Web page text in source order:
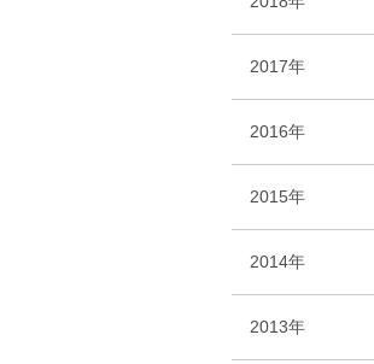
2017年
2016年
2015年
2014年
2013年